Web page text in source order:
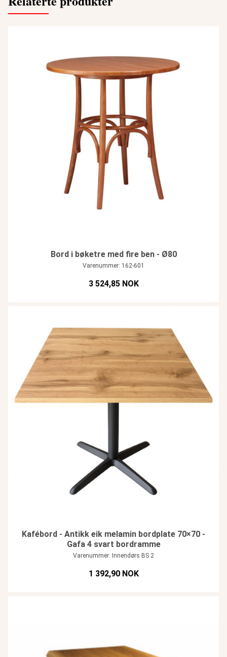
Bord i bøketre med fire ben - Ø80
Varenummer: 162-601
3 524,85 NOK
Kafébord - Antikk eik melamin bordplate 70×70 -
Gafa 4 svart bordramme
Varenummer: Innendørs BS 2
1 392,90 NOK